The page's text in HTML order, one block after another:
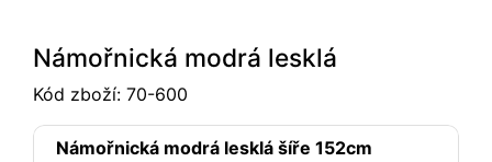
Námořnická modrá lesklá
Kód zboží: 70-600
Námořnická modrá lesklá šíře 152cm